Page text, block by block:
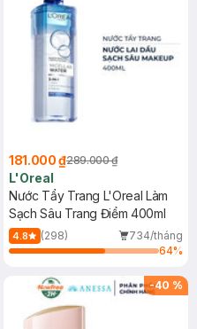
181.000 ₫289.000 ₫
L'Oreal
Nước Tẩy Trang L'Oreal Làm
Sạch Sâu Trang Điểm 400ml
4.8 (298)
734/tháng
64%
-40 %